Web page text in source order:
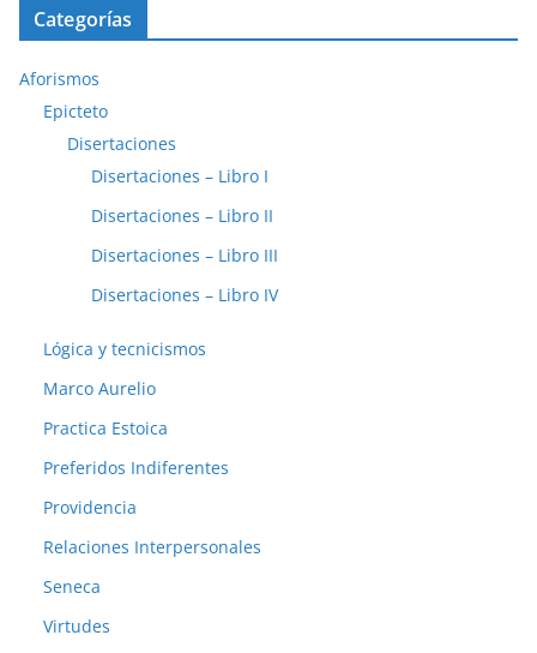
Categorías
Aforismos
Epicteto
Disertaciones
Disertaciones – Libro I
Disertaciones – Libro II
Disertaciones – Libro III
Disertaciones – Libro IV
Lógica y tecnicismos
Marco Aurelio
Practica Estoica
Preferidos Indiferentes
Providencia
Relaciones Interpersonales
Seneca
Virtudes